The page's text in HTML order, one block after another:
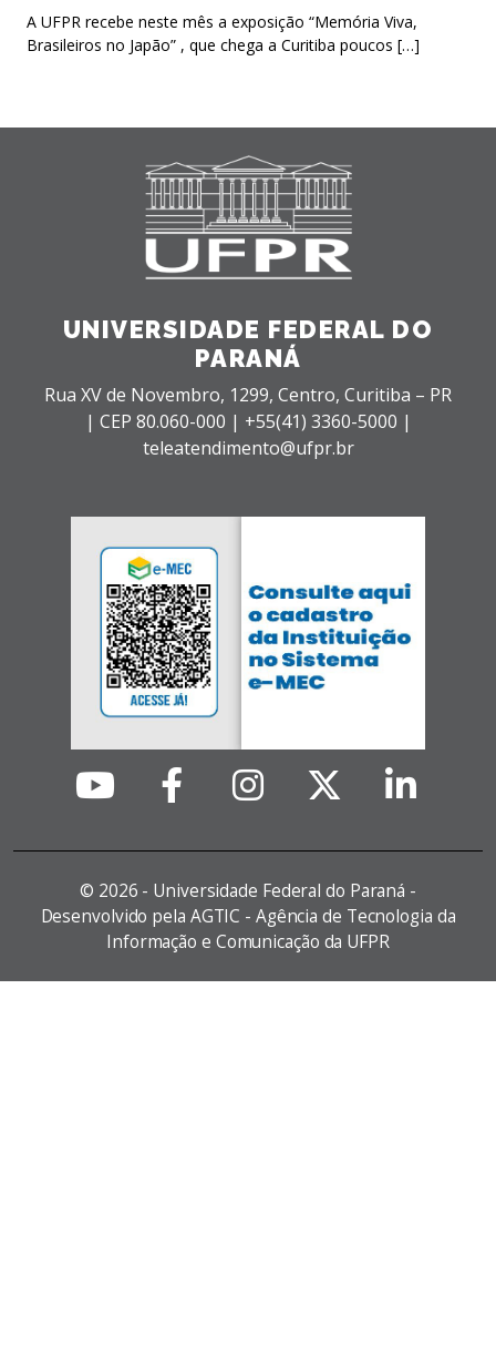
A UFPR recebe neste mês a exposição “Memória Viva,
Brasileiros no Japão” , que chega a Curitiba poucos […]
UNIVERSIDADE FEDERAL DO
PARANÁ
Rua XV de Novembro, 1299, Centro, Curitiba – PR
| CEP 80.060-000 | +55(41) 3360-5000 |
teleatendimento@ufpr.br
© 2026 - Universidade Federal do Paraná -
Desenvolvido pela AGTIC - Agência de Tecnologia da
Informação e Comunicação da UFPR